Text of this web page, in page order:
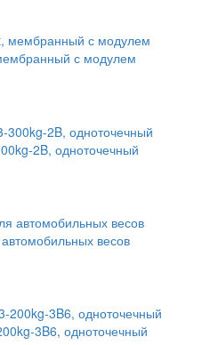
с модулем
2B, одноточечный
весов
3B6, одноточечный